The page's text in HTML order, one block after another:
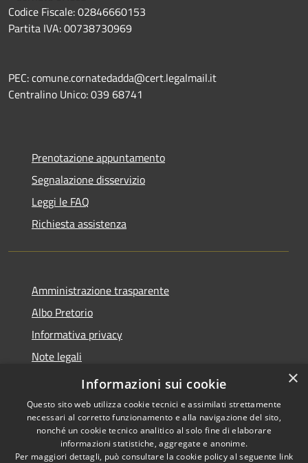
Codice Fiscale: 02846660153
Partita IVA: 00738730969
PEC: comune.cornatedadda@cert.legalmail.it
Centralino Unico: 039 68741
Prenotazione appuntamento
Segnalazione disservizio
Leggi le FAQ
Richiesta assistenza
Amministrazione trasparente
Albo Pretorio
Informativa privacy
Note legali
Dichiarazione di accessibilità
Copyright © 2026 • Città di
×
Informazioni sui cookie
Questo sito web utilizza cookie tecnici e assimilati strettamente
necessari al corretto funzionamento e alla navigazione del sito,
nonché un cookie tecnico analitico al solo fine di elaborare
informazioni statistiche, aggregate e anonime.
Per maggiori dettagli, può consultare la cookie policy al seguente link